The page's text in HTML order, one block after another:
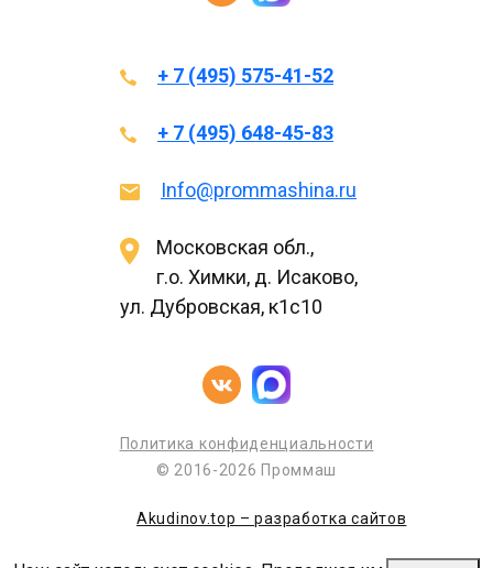
+ 7 (495) 575-41-52
+ 7 (495) 648-45-83
Info@prommashina.ru
Московская обл.,
г.о. Химки, д. Исаково,
ул. Дубровская, к1с10
Политика конфиденциальности
© 2016-2026 Проммаш
Akudinov.top – разработка сайтов